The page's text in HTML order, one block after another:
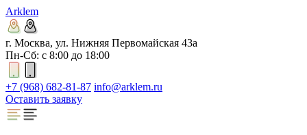
Arklem
г. Москва, ул. Нижняя Первомайская 43а
Пн-Сб: с 8:00 до 18:00
+7 (968) 682-81-87 info@arklem.ru
Оставить заявку